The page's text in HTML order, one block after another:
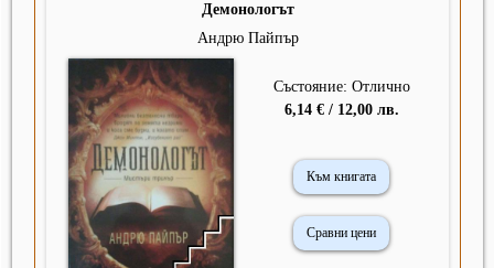
Демонологът
Андрю Пайпър
Състояние: Отлично
6,14 € / 12,00 лв.
Към книгата
Сравни цени